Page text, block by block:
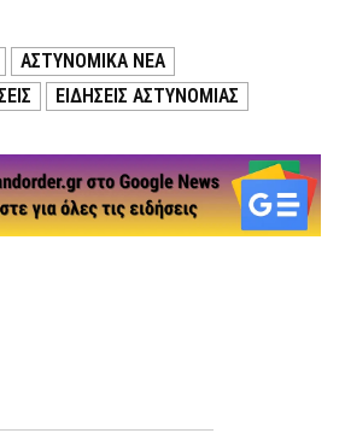
ΑΣΤΥΝΟΜΙΚΑ ΝΕΑ
ΕΙΔΗΣΕΙΣ ΑΣΤΥΝΟΜΙΑΣ